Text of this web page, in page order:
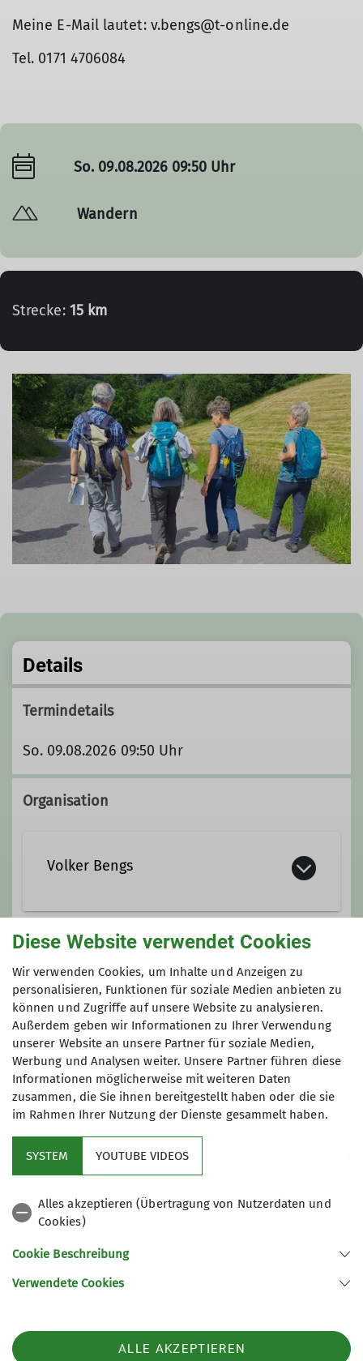
Meine E-Mail lautet: v.bengs@t-online.de
Tel. 0171 4706084
So. 09.08.2026 09:50 Uhr
Wandern
Strecke: 15 km
Details
Termindetails
So. 09.08.2026 09:50 Uhr
Organisation
Volker Bengs
V.Bengs@t-online.de
HALBTAGESWANDERUNG
Die Länge der Wanderungen beträgt
ca. 15 km. Die Anforderungen an die
nach Ausschreibung steht das
Unternehmung im Vordergrund.
Aktuelles
Sektion Bochum des Deutschen Alpenvereins e.V.
Normannenstr. 22
Diese Website verwendet Cookies
Wir verwenden Cookies, um Inhalte und Anzeigen zu
personalisieren, Funktionen für soziale Medien anbieten zu
können und Zugriffe auf unsere Website zu analysieren.
Außerdem geben wir Informationen zu Ihrer Verwendung
unserer Website an unsere Partner für soziale Medien,
Werbung und Analysen weiter. Unsere Partner führen diese
Informationen möglicherweise mit weiteren Daten
zusammen, die Sie ihnen bereitgestellt haben oder die sie
im Rahmen Ihrer Nutzung der Dienste gesammelt haben.
SYSTEM YOUTUBE VIDEOS
Alles akzeptieren (Übertragung von Nutzerdaten und
Cookies)
Cookie Beschreibung
Verwendete Cookies
ALLE AKZEPTIEREN